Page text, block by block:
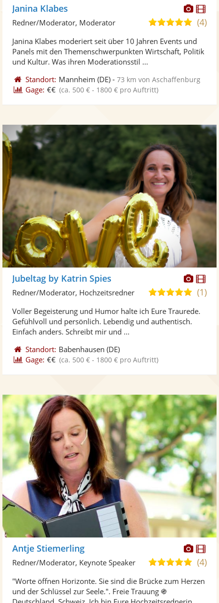
Fotos
Janina Klabes
5,0
5
(4)
Redner/Moderator, Moderator
Janina Klabes moderiert seit über 10 Jahren Events und
Panels mit den Themenschwerpunkten Wirtschaft, Politik
und Kultur. Was ihren Moderationsstil ...
Standort: Mannheim (DE) -73 km von Aschaffenburg
Gage: €€ (ca. 500 € - 1800 € pro Auftritt)
Fotos
Jubeltag by Katrin Spies
5,0
5
(1)
Redner/Moderator, Hochzeitsredner
Voller Begeisterung und Humor halte ich Eure Traurede.
Gefühlvoll und persönlich. Lebendig und authentisch.
Einfach anders. Schreibt mir und ...
Standort: Babenhausen (DE)
Gage: €€ (ca. 500 € - 1800 € pro Auftritt)
Fotos
Antje Stiemerling
4,8
5
(4)
Redner/Moderator, Keynote Speaker
"Worte öffnen Horizonte. Sie sind die Brücke zum Herzen
und der Schlüssel zur Seele.". Freie Trauung ֍